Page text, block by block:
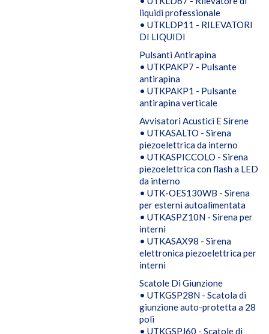
liquidi professionale
• UTKLDP11 - RILEVATORI
DI LIQUIDI
Pulsanti Antirapina
• UTKPAKP7 - Pulsante
antirapina
• UTKPAKP1 - Pulsante
antirapina verticale
Avvisatori Acustici E Sirene
• UTKASALTO - Sirena
piezoelettrica da interno
• UTKASPICCOLO - Sirena
piezoelettrica con flash a LED
da interno
• UTK-OES130WB - Sirena
per esterni autoalimentata
• UTKASPZ10N - Sirena per
interni
• UTKASAX98 - Sirena
elettronica piezoelettrica per
interni
Scatole Di Giunzione
• UTKGSP28N - Scatola di
giunzione auto-protetta a 28
poli
• UTKGSPJ60 - Scatole di